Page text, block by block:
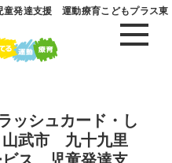
童発達支援 運動療育こどもプラス東
ッシュカード・し
武市 九十九里